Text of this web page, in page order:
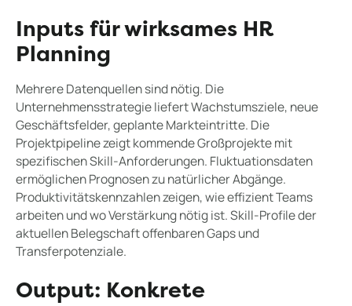
Inputs für wirksames HR
Planning
Mehrere Datenquellen sind nötig. Die
Unternehmensstrategie liefert Wachstumsziele, neue
Geschäftsfelder, geplante Markteintritte. Die
Projektpipeline zeigt kommende Großprojekte mit
spezifischen Skill-Anforderungen. Fluktuationsdaten
ermöglichen Prognosen zu natürlicher Abgänge.
Produktivitätskennzahlen zeigen, wie effizient Teams
arbeiten und wo Verstärkung nötig ist. Skill-Profile der
aktuellen Belegschaft offenbaren Gaps und
Transferpotenziale.
Output: Konkrete